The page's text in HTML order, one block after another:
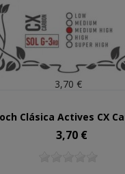
3,70 €
Precio
3,70 €